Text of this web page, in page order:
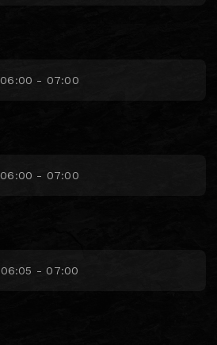
06:00 - 07:00
06:00 - 07:00
06:05 - 07:00